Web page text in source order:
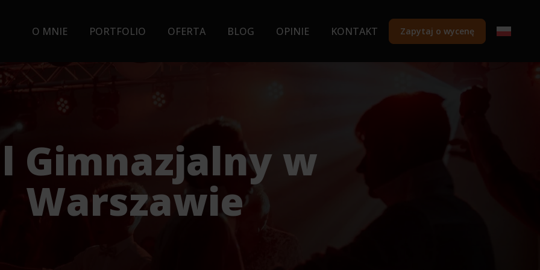
O MNIE PORTFOLIO OFERTA BLOG OPINIE KONTAKT Zapytaj o wycenę
Gimnazjalny w
Warszawie